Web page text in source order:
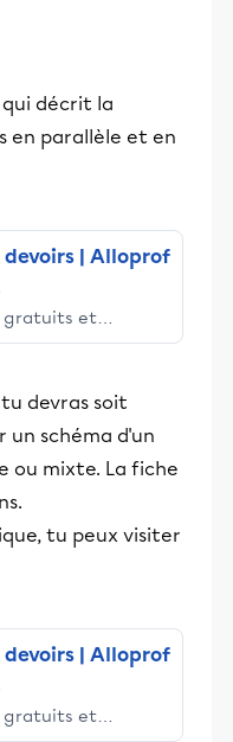
décrit la
en parallèle et en
| Alloprof
gratuits et
les élèves
devras soit
schéma d'un
ou mixte. La fiche
tu peux visiter
| Alloprof
gratuits et